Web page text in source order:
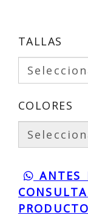
TALLAS
COLORES
ANTES